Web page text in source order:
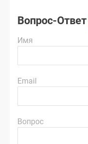
Вопрос-Ответ
Имя
Email
Вопрос